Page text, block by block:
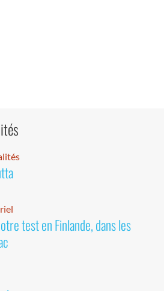
test en Finlande, dans les